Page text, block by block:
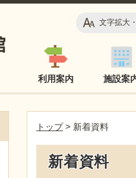
文字拡大
利用案内 施設案
トップ> 新着資料
新着資料